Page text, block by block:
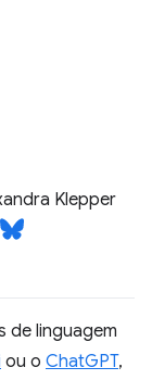
Klepper
de linguagem
ou o ChatGPT,